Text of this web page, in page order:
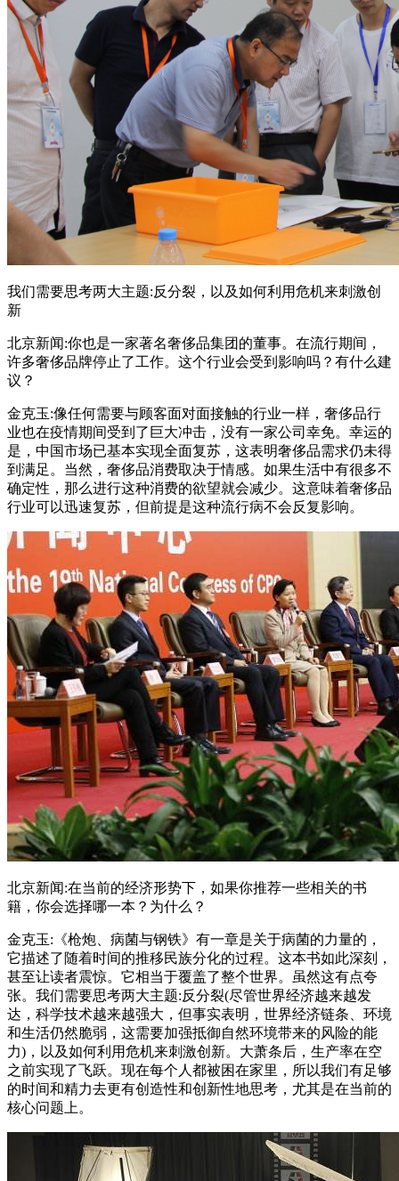
我们需要思考两大主题:反分裂，以及如何利用危机来刺激创
新
北京新闻:你也是一家著名奢侈品集团的董事。在流行期间，
许多奢侈品牌停止了工作。这个行业会受到影响吗？有什么建
议？
金克玉:像任何需要与顾客面对面接触的行业一样，奢侈品行
业也在疫情期间受到了巨大冲击，没有一家公司幸免。幸运的
是，中国市场已基本实现全面复苏，这表明奢侈品需求仍未得
到满足。当然，奢侈品消费取决于情感。如果生活中有很多不
确定性，那么进行这种消费的欲望就会减少。这意味着奢侈品
行业可以迅速复苏，但前提是这种流行病不会反复影响。
北京新闻:在当前的经济形势下，如果你推荐一些相关的书
籍，你会选择哪一本？为什么？
金克玉:《枪炮、病菌与钢铁》有一章是关于病菌的力量的，
它描述了随着时间的推移民族分化的过程。这本书如此深刻，
甚至让读者震惊。它相当于覆盖了整个世界。虽然这有点夸
张。我们需要思考两大主题:反分裂(尽管世界经济越来越发
达，科学技术越来越强大，但事实表明，世界经济链条、环境
和生活仍然脆弱，这需要加强抵御自然环境带来的风险的能
力)，以及如何利用危机来刺激创新。大萧条后，生产率在空
之前实现了飞跃。现在每个人都被困在家里，所以我们有足够
的时间和精力去更有创造性和创新性地思考，尤其是在当前的
核心问题上。